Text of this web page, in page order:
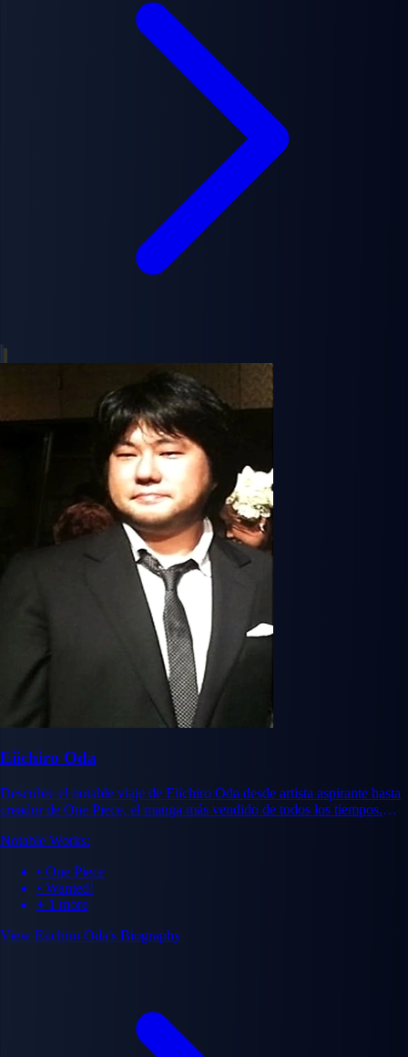
Eiichiro Oda
Descubre el notable viaje de Eiichiro Oda desde artista aspirante hasta
creador de One Piece, el manga más vendido de todos los tiempos.
Notable Works:
• One Piece
• Wanted!
+ 1 more
View Eiichiro Oda's Biography